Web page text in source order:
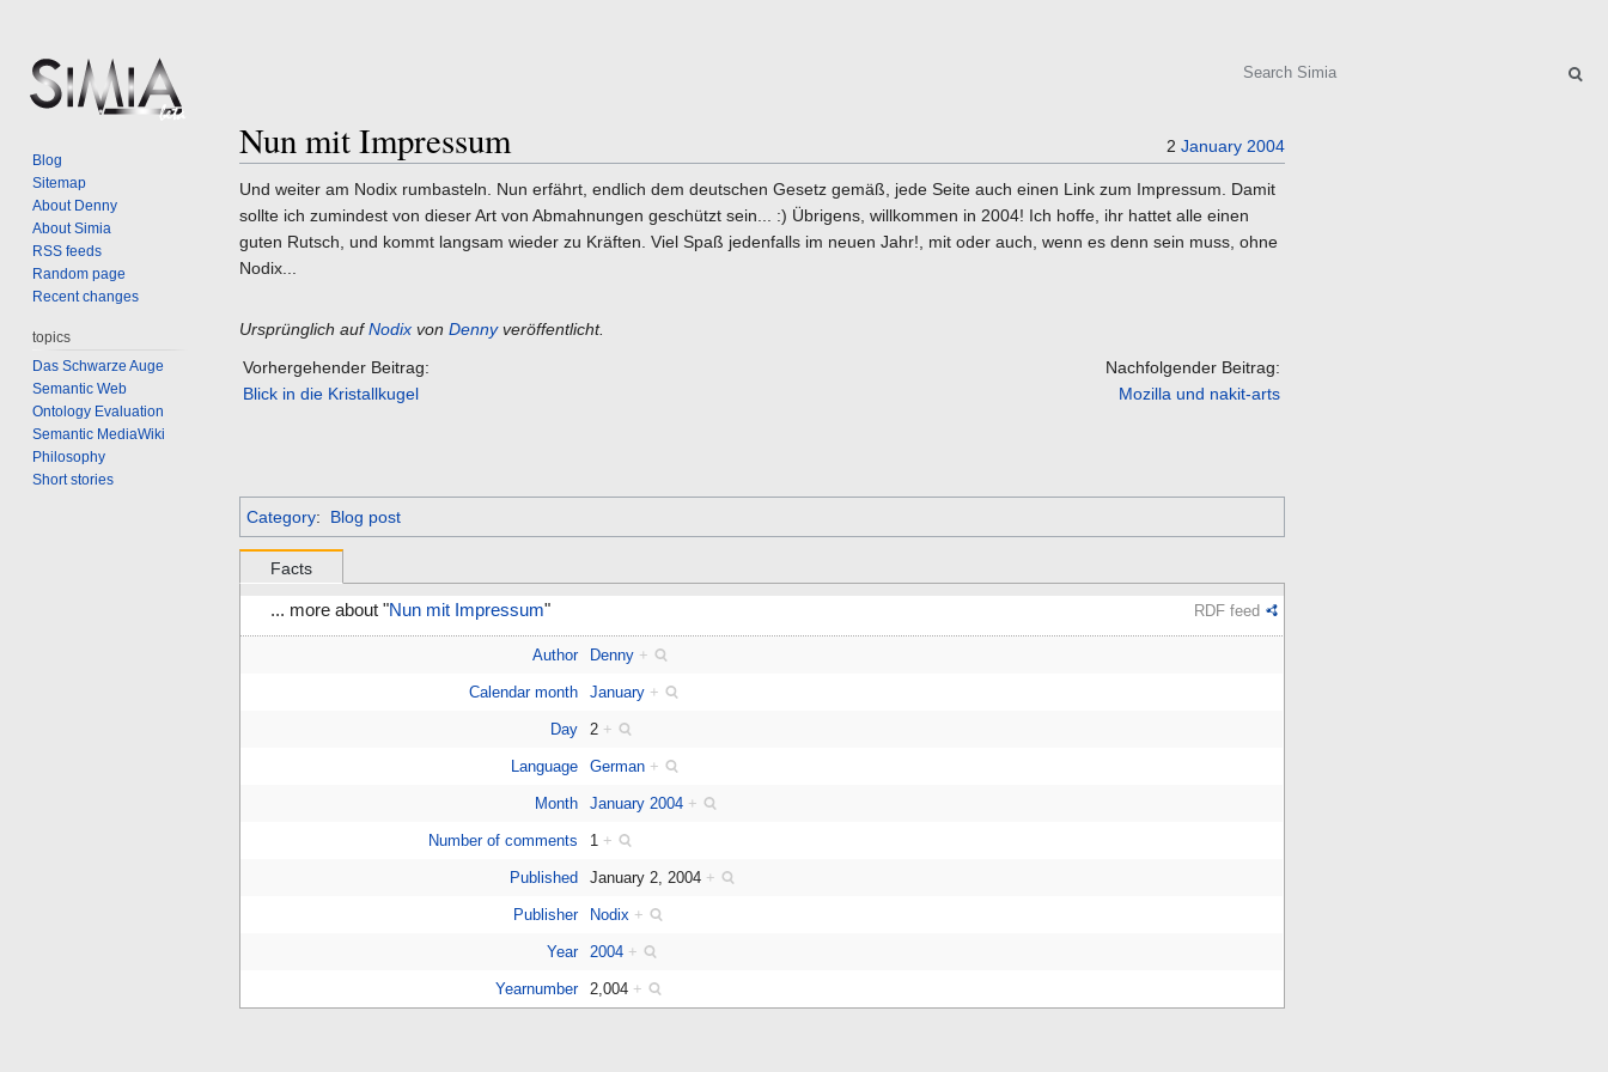
Nun mit Impressum
Jump
navigation
Jump
search
2 January 2004
Und weiter am Nodix rumbasteln. Nun erfährt, endlich dem deutschen Gesetz gemäß, jede Seite auch einen Link zum Impressum. Damit
sollte ich zumindest von dieser Art von Abmahnungen geschützt sein... :) Übrigens, willkommen in 2004! Ich hoffe, ihr hattet alle einen
guten Rutsch, und kommt langsam wieder zu Kräften. Viel Spaß jedenfalls im neuen Jahr!, mit oder auch, wenn es denn sein muss, ohne
Nodix...
Ursprünglich aufNodix von Dennyveröffentlicht.
Vorhergehender Beitrag:
Blick in die Kristallkugel
Nachfolgender Beitrag:
Mozilla und nakit-arts
Category: Blog post
Facts
... more about "Nun mit Impressum" RDF feed
Author Denny +
Calendar month January +
Day 2 +
Language German +
Month January 2004 +
Number of comments 1 +
Published January 2, 2004 +
Publisher Nodix +
Year 2004 +
Yearnumber 2,004 +
Search
Blog
Sitemap
About Denny
About Simia
RSS feeds
Random page
Recent changes
topics
Das Schwarze Auge
Semantic Web
Ontology Evaluation
Semantic MediaWiki
Philosophy
Short stories